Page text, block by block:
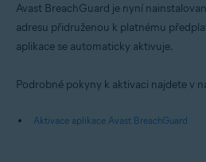
Avast BreachGuard je nyní
adresu přidruženou k platnému
aplikace se automaticky aktivuje.
Podrobné pokyny k aktivaci najdete v
Aktivace aplikace Avast BreachGuard